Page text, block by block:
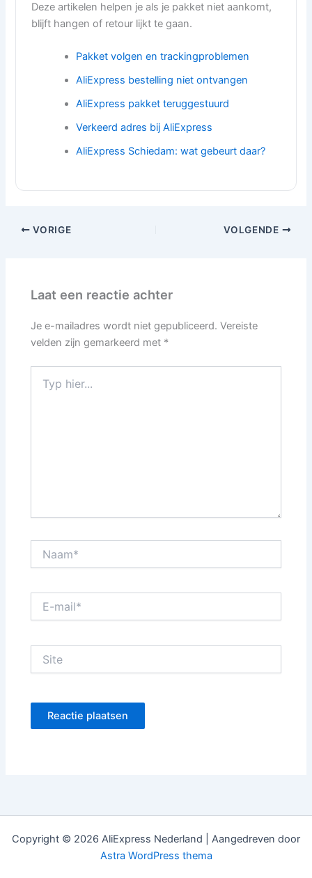
Deze artikelen helpen je als je pakket niet aankomt,
blijft hangen of retour lijkt te gaan.
Pakket volgen en trackingproblemen
AliExpress bestelling niet ontvangen
AliExpress pakket teruggestuurd
Verkeerd adres bij AliExpress
AliExpress Schiedam: wat gebeurt daar?
VORIGE VOLGENDE
Laat een reactie achter
Je e-mailadres wordt niet gepubliceerd. Vereiste
velden zijn gemarkeerd met *
hier...
mail*
Copyright © 2026 AliExpress Nederland | Aangedreven door
Astra WordPress thema